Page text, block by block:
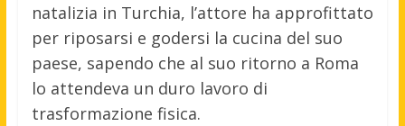
natalizia in Turchia, l’attore ha approfittato
per riposarsi e godersi la cucina del suo
paese, sapendo che al suo ritorno a Roma
lo attendeva un duro lavoro di
trasformazione fisica.